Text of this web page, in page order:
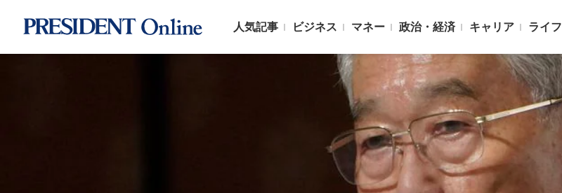
人気記事 ビジネス マネー 政治・経済 キャリア ライフ